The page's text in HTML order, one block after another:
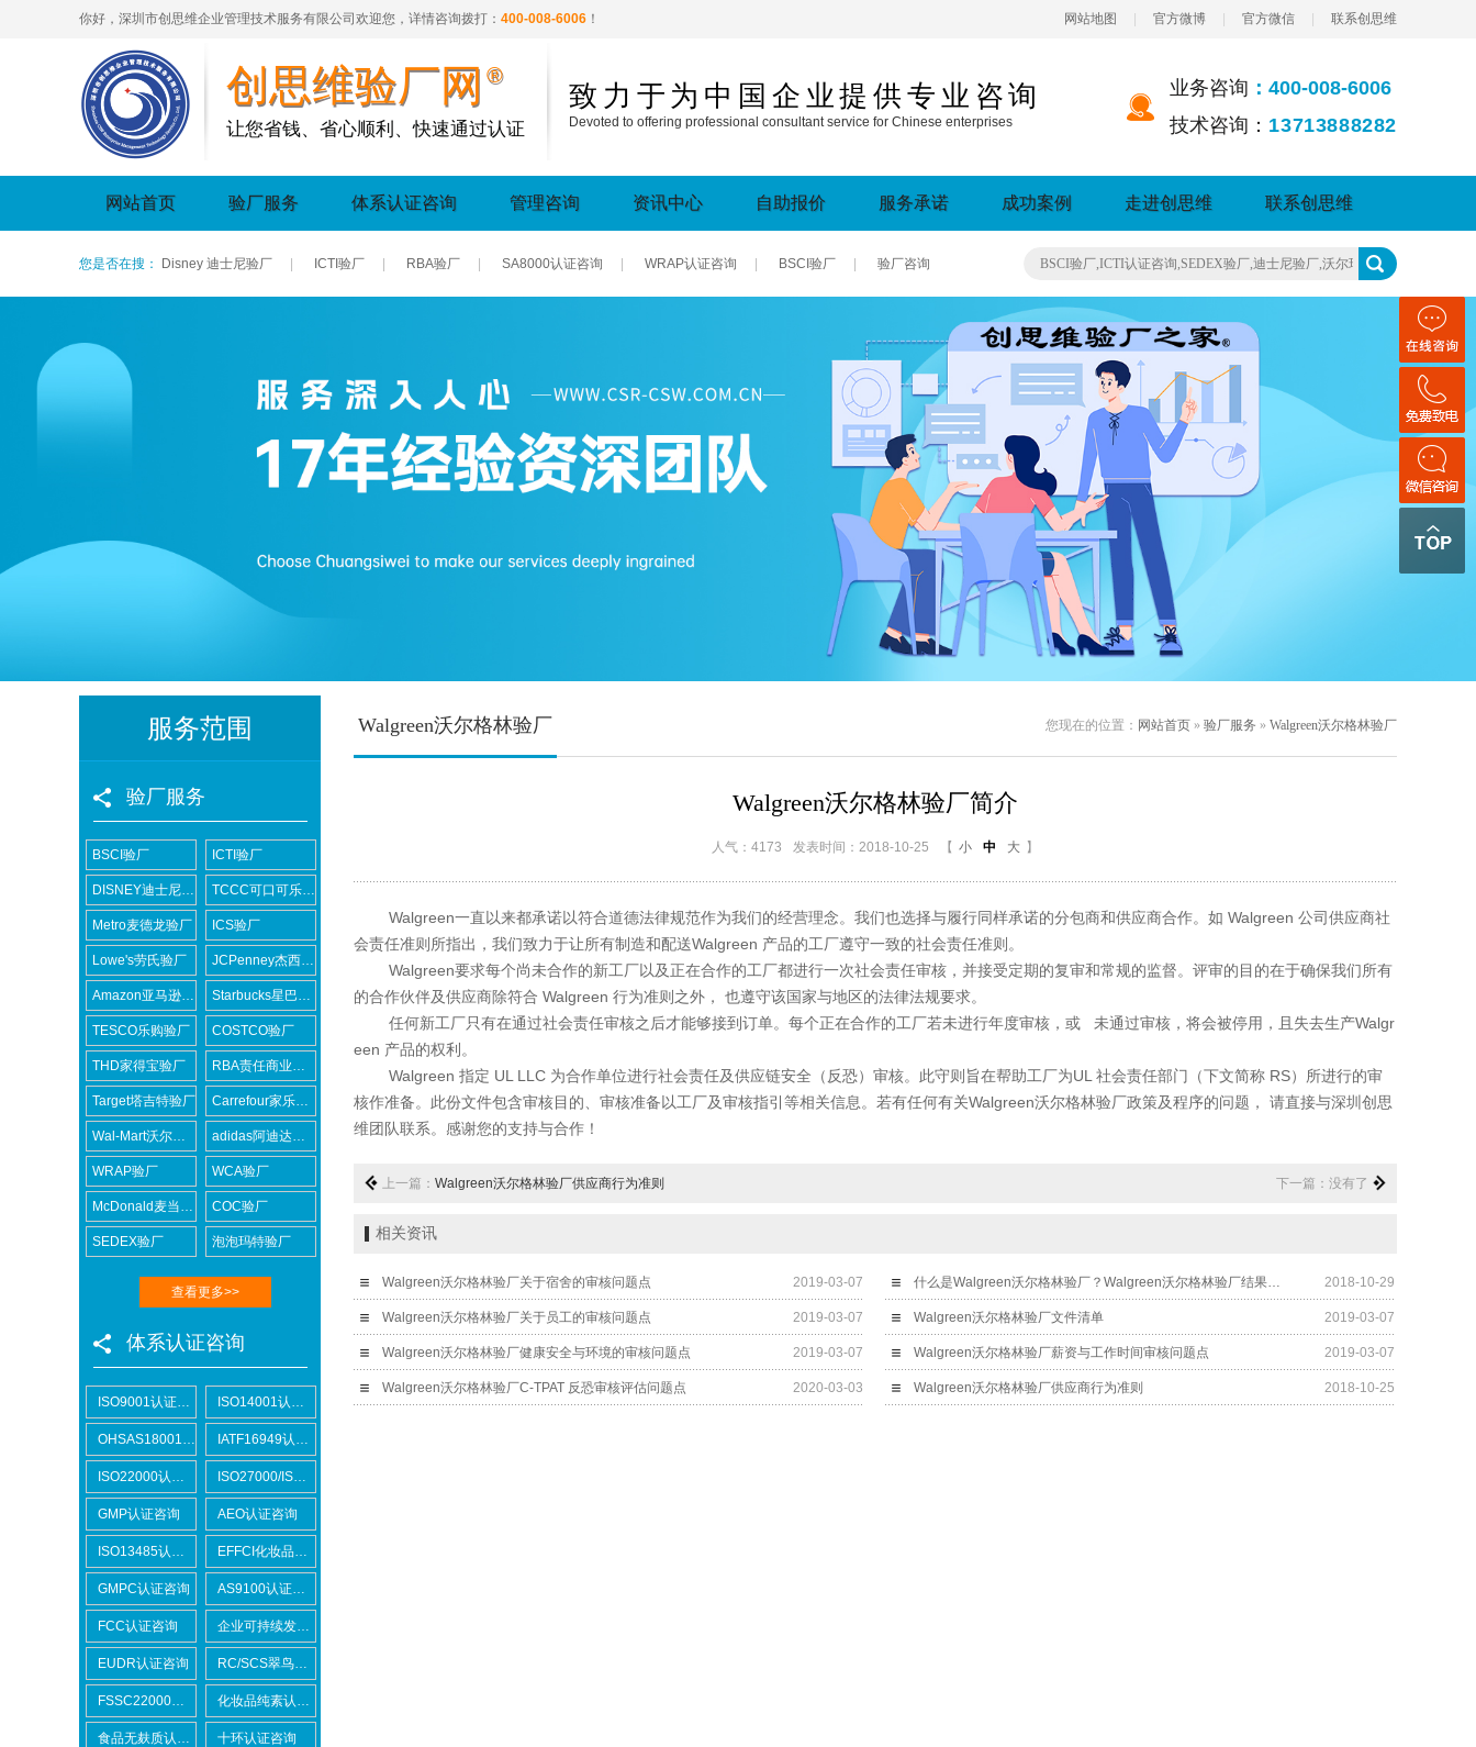
你好，深圳市创思维企业管理技术服务有限公司欢迎您，详情咨询拨打： 400-008-6006 ！ 网站地图 官方微博 官方微信 联系创思维
创思维验厂网 ®
让您省钱、省心顺利、快速通过认证
致力于为中国企业提供专业咨询
Devoted to offering professional consultant service for Chinese enterprises
业务咨询 ：400-008-6006
技术咨询： 13713888282
网站首页 验厂服务 体系认证咨询 管理咨询 资讯中心 自助报价 服务承诺 成功案例 走进创思维 联系创思维
您是否在搜： Disney 迪士尼验厂 ICTI验厂 RBA验厂 SA8000认证咨询 WRAP认证咨询 BSCI验厂 验厂咨询
服务范围
验厂服务
BSCI验厂 ICTI验厂
DISNEY迪士尼验厂 TCCC可口可乐验厂
Metro麦德龙验厂 ICS验厂
Lowe's劳氏验厂 JCPenney杰西潘尼验厂
Amazon亚马逊验厂 Starbucks星巴克验厂
TESCO乐购验厂 COSTCO验厂
THD家得宝验厂 RBA责任商业联盟认证咨询
Target塔吉特验厂 Carrefour家乐福验厂
Wal-Mart沃尔玛验厂 adidas阿迪达斯验厂
WRAP验厂 WCA验厂
McDonald麦当劳验厂 COC验厂
SEDEX验厂 泡泡玛特验厂
查看更多>>
体系认证咨询
ISO9001认证咨询 ISO14001认证咨询
OHSAS18001认证咨询 IATF16949认证咨询
ISO22000认证咨询 ISO27000/ISO27001认证咨询
GMP认证咨询 AEO认证咨询
ISO13485认证咨询 EFFCI化妆品原料认证咨询
GMPC认证咨询 AS9100认证咨询
FCC认证咨询 企业可持续发展SCORE认证咨询
EUDR认证咨询 RC/SCS翠鸟认证咨询
FSSC22000认证咨询 化妆品纯素认证咨询
食品无麸质认证咨询 十环认证咨询
Walgreen沃尔格林验厂 您现在的位置： 网站首页 » 验厂服务 » Walgreen沃尔格林验厂
Walgreen沃尔格林验厂简介
人气：4173 发表时间：2018-10-25 【 小 中 大 】
Walgreen一直以来都承诺以符合道德法律规范作为我们的经营理念。我们也选择与履行同样承诺的分包商和供应商合作。如 Walgreen 公司供应商社
会责任准则所指出，我们致力于让所有制造和配送Walgreen 产品的工厂遵守一致的社会责任准则。
Walgreen要求每个尚未合作的新工厂以及正在合作的工厂都进行一次社会责任审核，并接受定期的复审和常规的监督。评审的目的在于确保我们所有
的合作伙伴及供应商除符合 Walgreen 行为准则之外， 也遵守该国家与地区的法律法规要求。
任何新工厂只有在通过社会责任审核之后才能够接到订单。每个正在合作的工厂若未进行年度审核，或 未通过审核，将会被停用，且失去生产Walgr
een 产品的权利。
Walgreen 指定 UL LLC 为合作单位进行社会责任及供应链安全（反恐）审核。此守则旨在帮助工厂为UL 社会责任部门（下文简称 RS）所进行的审
核作准备。此份文件包含审核目的、审核准备以工厂及审核指引等相关信息。若有任何有关Walgreen沃尔格林验厂政策及程序的问题， 请直接与深圳创思
维团队联系。感谢您的支持与合作！
上一篇： Walgreen沃尔格林验厂供应商行为准则 下一篇：没有了
相关资讯
Walgreen沃尔格林验厂关于宿舍的审核问题点 2019-03-07 什么是Walgreen沃尔格林验厂？Walgreen沃尔格林验厂结果有哪几种？ 2018-10-29
Walgreen沃尔格林验厂关于员工的审核问题点 2019-03-07 Walgreen沃尔格林验厂文件清单 2019-03-07
Walgreen沃尔格林验厂健康安全与环境的审核问题点 2019-03-07 Walgreen沃尔格林验厂薪资与工作时间审核问题点 2019-03-07
Walgreen沃尔格林验厂C-TPAT 反恐审核评估问题点 2020-03-03 Walgreen沃尔格林验厂供应商行为准则 2018-10-25